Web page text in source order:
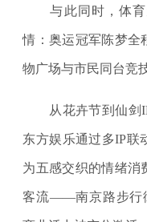
与此同时，体育
情：奥运冠军陈梦全
物广场与市民同台竞
从花卉节到仙剑IP
东方娱乐通过多IP联
为五感交织的情绪消
客流——南京路步行